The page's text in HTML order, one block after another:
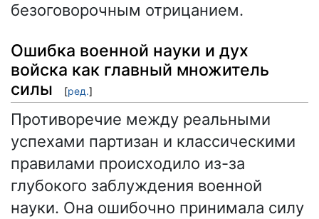
безоговорочным отрицанием.
Ошибка военной науки и дух
войска как главный множитель
силы
[ред.]
Противоречие между реальными
успехами партизан и классическими
правилами происходило из-за
глубокого заблуждения военной
науки. Она ошибочно принимала силу